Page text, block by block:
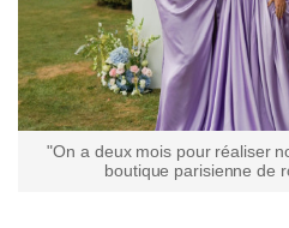
"On a deux mois pour réaliser
boutique parisienne de